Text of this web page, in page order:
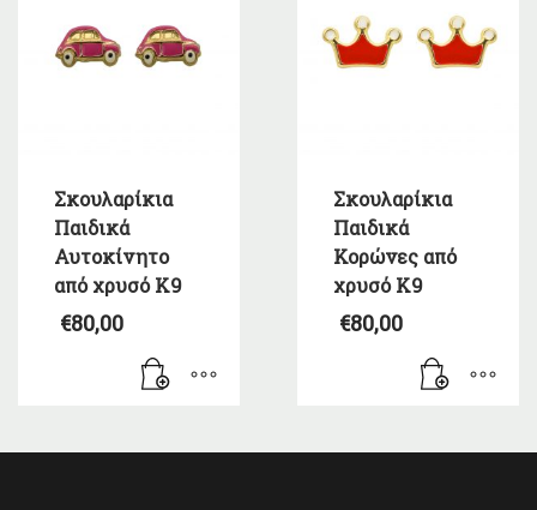
Σκουλαρίκια
Παιδικά
Αυτοκίνητο
από χρυσό Κ9
€80,00
Σκουλαρίκια
Παιδικά
Κορώνες από
χρυσό Κ9
€80,00